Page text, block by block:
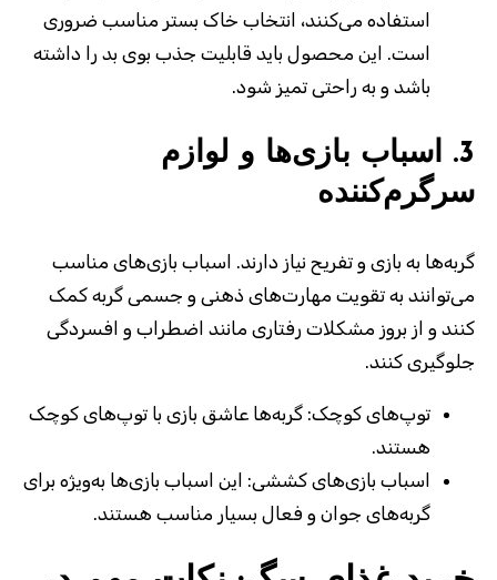
استفاده می‌کنند، انتخاب خاک بستر مناسب ضروری
است. این محصول باید قابلیت جذب بوی بد را داشته
باشد و به راحتی تمیز شود.
3. اسباب بازی‌ها و لوازم
سرگرم‌کننده
گربه‌ها به بازی و تفریح نیاز دارند. اسباب بازی‌های مناسب
می‌توانند به تقویت مهارت‌های ذهنی و جسمی گربه کمک
کنند و از بروز مشکلات رفتاری مانند اضطراب و افسردگی
جلوگیری کنند.
توپ‌های کوچک: گربه‌ها عاشق بازی با توپ‌های کوچک
هستند.
اسباب بازی‌های کششی: این اسباب بازی‌ها به‌ویژه برای
گربه‌های جوان و فعال بسیار مناسب هستند.